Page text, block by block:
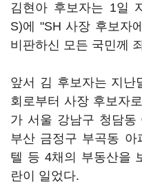
김현아 후보자는 1일
S)에 "SH 사장 후보자
비판하신 모든 국민께
앞서 김 후보자는 지난
회로부터 사장 후보자
가 서울 강남구 청담동
부산 금정구 부곡동 아
텔 등 4채의 부동산을
란이 일었다.